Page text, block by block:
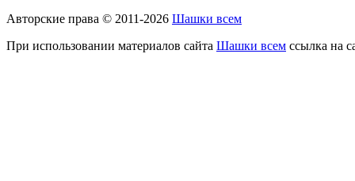
Авторские права © 2011-2026 Шашки всем
При использовании материалов сайта Шашки всем ссылка на